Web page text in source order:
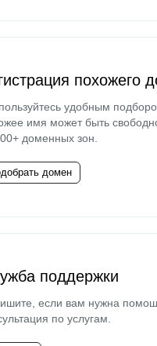
похожего
удобным
имя может быть
доменных зон.
домен
поддержки
если вам нужна
по услугам.